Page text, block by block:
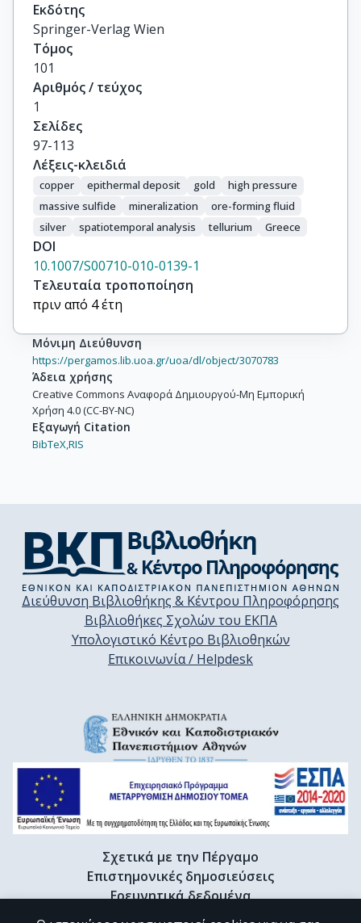
Εκδότης
Springer-Verlag Wien
Τόμος
101
Αριθμός / τεύχος
1
Σελίδες
97-113
Λέξεις-κλειδιά
copper epithermal deposit gold
high pressure
massive sulfide
mineralization
ore-forming fluid
silver
spatiotemporal analysis tellurium Greece
DOI
10.1007/S00710-010-0139-1
Τελευταία τροποποίηση
πριν από 4 έτη
Μόνιμη Διεύθυνση
https://pergamos.lib.uoa.gr/uoa/dl/object/3070783
Άδεια χρήσης
Creative Commons Αναφορά Δημιουργού-Μη Εμπορική
Χρήση 4.0 (CC-BY-NC)
Εξαγωγή Citation
BibTeX,RIS
Διεύθυνση Βιβλιοθήκης & Κέντρου Πληροφόρησης
Βιβλιοθήκες Σχολών του ΕΚΠΑ
Υπολογιστικό Κέντρο Βιβλιοθηκών
Επικοινωνία / Helpdesk
Σχετικά με την Πέργαμο
Επιστημονικές δημοσιεύσεις
Ερευνητικά δεδομένα
Διδακτορικές διατριβές & Γκρίζα βιβλιογραφία